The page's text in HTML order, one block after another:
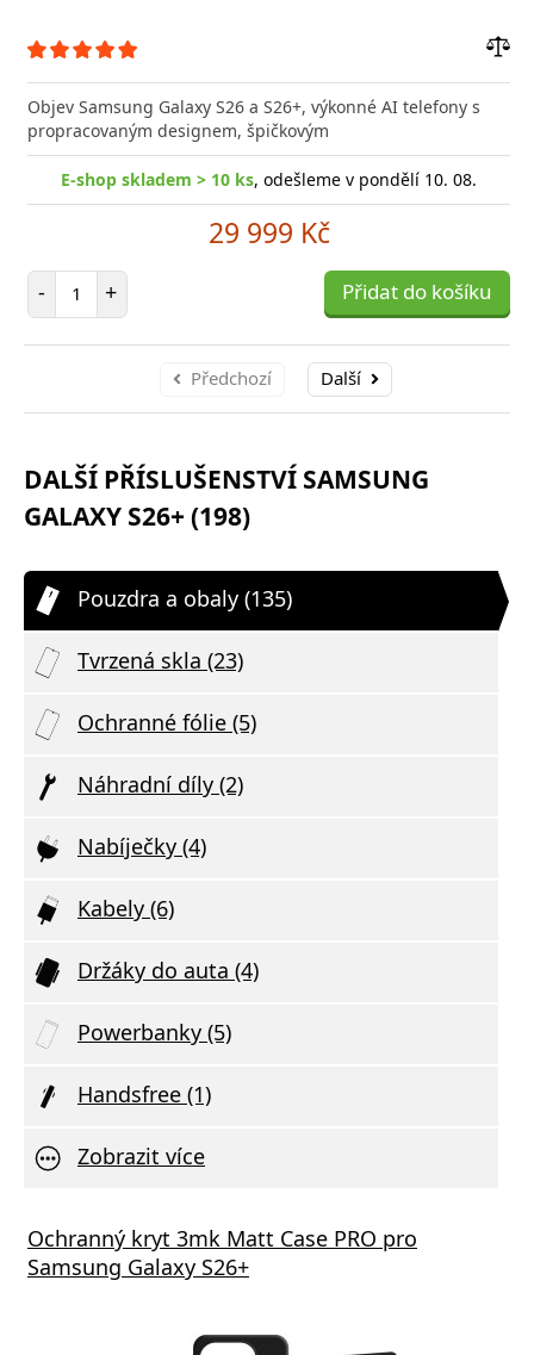
Objev Samsung Galaxy S26 a S26+, výkonné AI telefony s
propracovaným designem, špičkovým
E-shop skladem > 10 ks, odešleme v pondělí 10. 08.
29 999 Kč
- Počet položek
+ Přidat do košíku
Předchozí Další
DALŠÍ PŘÍSLUŠENSTVÍ SAMSUNG
GALAXY S26+ (198)
Pouzdra a obaly (135)
Tvrzená skla (23)
Ochranné fólie (5)
Náhradní díly (2)
Nabíječky (4)
Kabely (6)
Držáky do auta (4)
Powerbanky (5)
Handsfree (1)
Zobrazit více
Ochranný kryt 3mk Matt Case PRO pro
Samsung Galaxy S26+